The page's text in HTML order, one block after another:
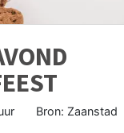
Bron: Zaanstad